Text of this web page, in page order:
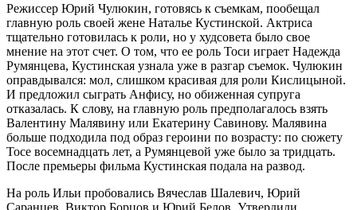
Режиссер Юрий Чулюкин, готовясь к съемкам, пообещал
главную роль своей жене Наталье Кустинской. Актриса
тщательно готовилась к роли, но у худсовета было свое
мнение на этот счет. О том, что ее роль Тоси играет Надежда
Румянцева, Кустинская узнала уже в разгар съемок. Чулюкин
оправдывался: мол, слишком красивая для роли Кислицыной.
И предложил сыграть Анфису, но обиженная супруга
отказалась. К слову, на главную роль предполагалось взять
Валентину Малявину или Екатерину Савинову. Малявина
больше подходила под образ героини по возрасту: по сюжету
Тосе восемнадцать лет, а Румянцевой уже было за тридцать.
После премьеры фильма Кустинская подала на развод.
На роль Ильи пробовались Вячеслав Шалевич, Юрий
Саранцев, Виктор Борцов и Юрий Белов. Утвердили